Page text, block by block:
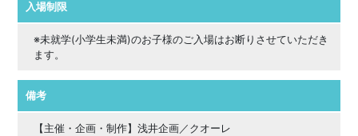
入場制限
※未就学(小学生未満)のお子様のご入場はお断りさせていただき
ます。
備考
【主催・企画・制作】浅井企画／クオーレ